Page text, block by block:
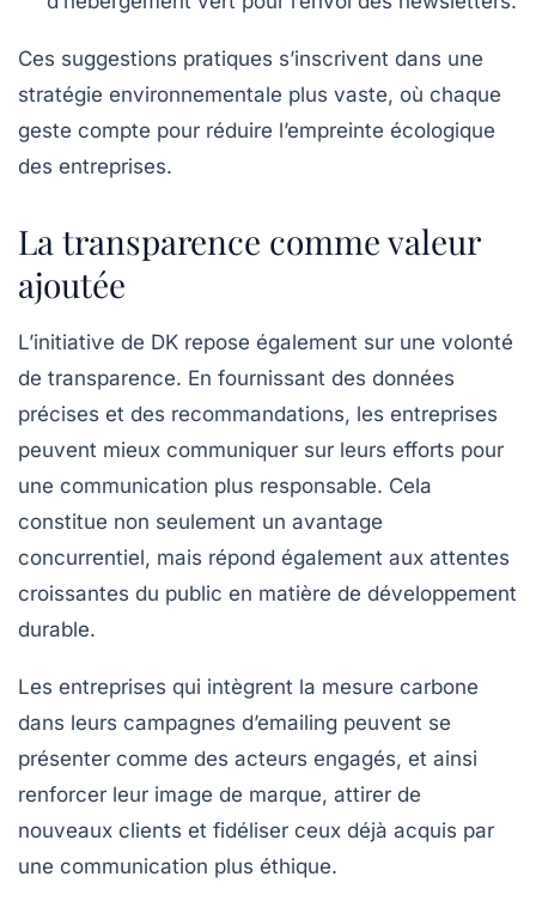
Ces suggestions pratiques s’inscrivent dans une
stratégie environnementale plus vaste, où chaque
geste compte pour réduire l’empreinte écologique
des entreprises.
La transparence comme valeur
ajoutée
L’initiative de DK repose également sur une volonté
de transparence. En fournissant des données
précises et des recommandations, les entreprises
peuvent mieux communiquer sur leurs efforts pour
une communication plus responsable. Cela
constitue non seulement un avantage
concurrentiel, mais répond également aux attentes
croissantes du public en matière de développement
durable.
Les entreprises qui intègrent la mesure carbone
dans leurs campagnes d’emailing peuvent se
présenter comme des acteurs engagés, et ainsi
renforcer leur image de marque, attirer de
nouveaux clients et fidéliser ceux déjà acquis par
une communication plus éthique.